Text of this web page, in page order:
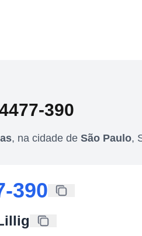
390
, na cidade de São Paulo,
390